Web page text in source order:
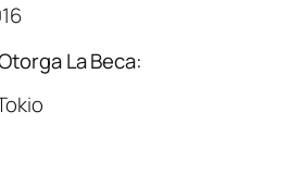
La Beca: